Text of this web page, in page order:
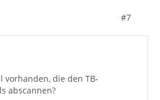
#7
vorhanden, die den TB-
abscannen?